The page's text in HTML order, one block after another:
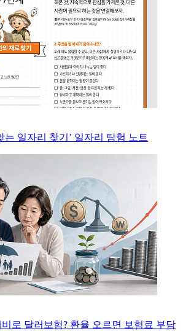
는 일자리 찾기’ 일자리 탐험 노트
비로 달러보험? 환율 오르면 보험료 부담